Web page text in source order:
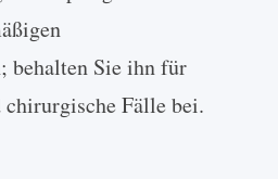
behalten Sie ihn für
Fälle bei.